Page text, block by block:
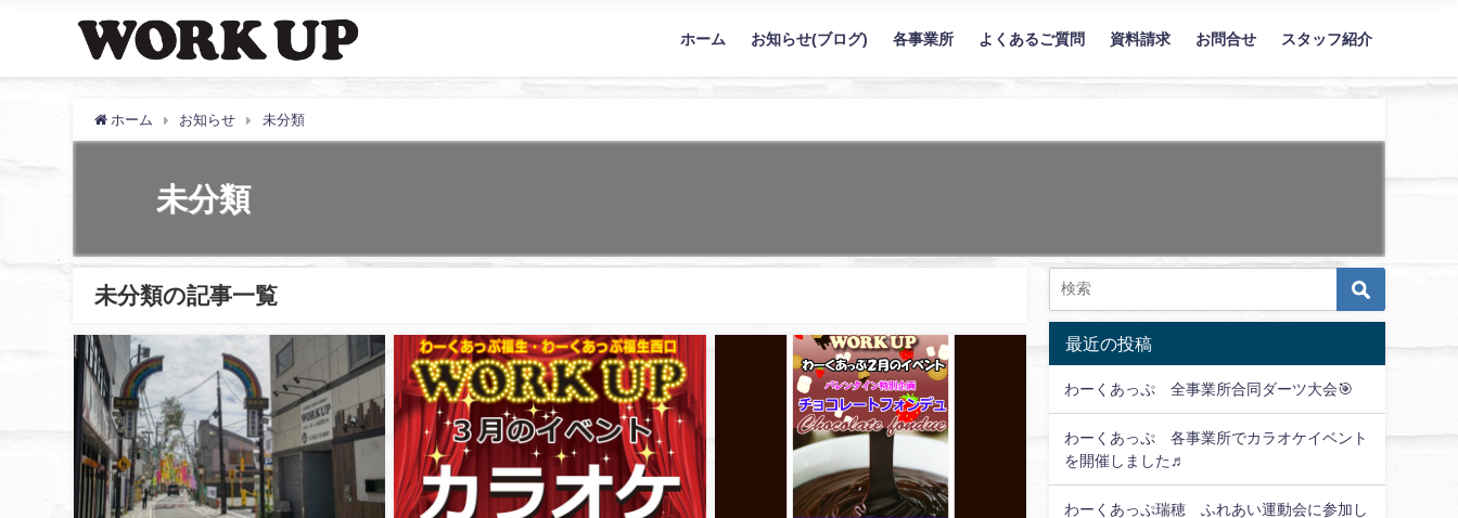
ホーム お知らせ(ブログ) 各事業所 よくあるご質問 資料請求 お問合せ スタッフ紹介
ホーム お知らせ 未分類
未分類
未分類の記事一覧
最近の投稿
わーくあっぷ 全事業所合同ダーツ大会🎯
わーくあっぷ 各事業所でカラオケイベント
を開催しました♬
わーくあっぷ瑞穂 ふれあい運動会に参加し